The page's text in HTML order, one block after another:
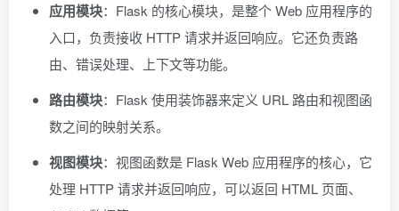
应用模块：Flask 的核心模块，是整个 Web 应用程序的
入口，负责接收 HTTP 请求并返回响应。它还负责路
由、错误处理、上下文等功能。
路由模块：Flask 使用装饰器来定义 URL 路由和视图函
数之间的映射关系。
视图模块：视图函数是 Flask Web 应用程序的核心，它
处理 HTTP 请求并返回响应，可以返回 HTML 页面、